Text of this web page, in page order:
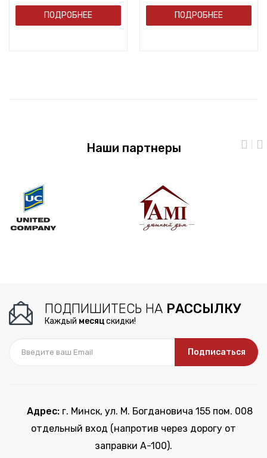
ПОДРОБНЕЕ ПОДРОБНЕЕ
Наши партнеры
ПОДПИШИТЕСЬ НА РАССЫЛКУ
Каждый месяцскидки!
Подписаться
Адрес:г. Минск, ул. М. Богдановича 155 пом. 008
отдельный вход (напротив через дорогу от
заправки А-100).